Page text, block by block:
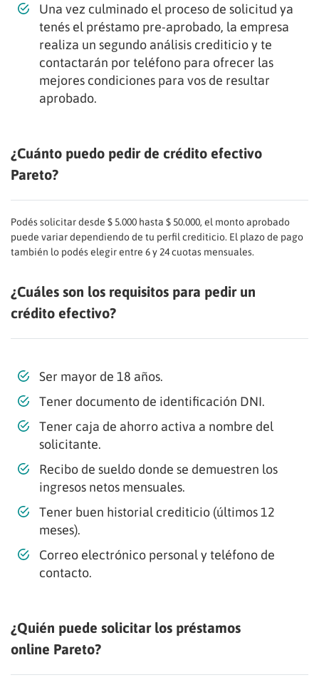
Una vez culminado el proceso de solicitud ya
tenés el préstamo pre-aprobado, la empresa
realiza un segundo análisis crediticio y te
contactarán por teléfono para ofrecer las
mejores condiciones para vos de resultar
aprobado.
¿Cuánto puedo pedir de crédito efectivo
Pareto?
Podés solicitar desde $ 5.000 hasta $ 50.000, el monto aprobado
puede variar dependiendo de tu perfil crediticio. El plazo de pago
también lo podés elegir entre 6 y 24 cuotas mensuales.
¿Cuáles son los requisitos para pedir un
crédito efectivo?
Ser mayor de 18 años.
Tener documento de identificación DNI.
Tener caja de ahorro activa a nombre del
solicitante.
Recibo de sueldo donde se demuestren los
ingresos netos mensuales.
Tener buen historial crediticio (últimos 12
meses).
Correo electrónico personal y teléfono de
contacto.
¿Quién puede solicitar los préstamos
online Pareto?